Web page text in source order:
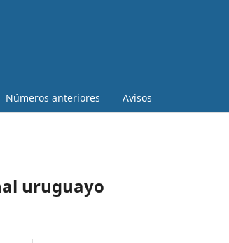
Números anteriores Avisos
uruguayo